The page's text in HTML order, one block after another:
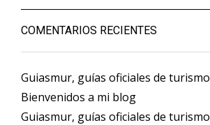
COMENTARIOS RECIENTES
Guiasmur, guías oficiales de turismo
Bienvenidos a mi blog
Guiasmur, guías oficiales de turismo